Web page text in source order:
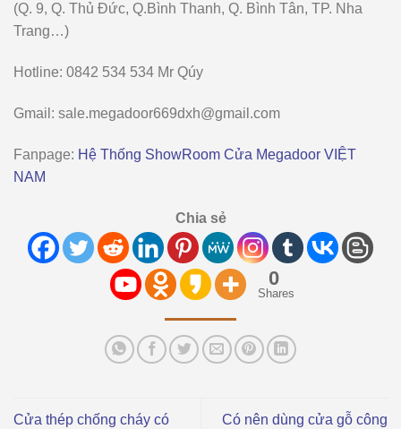
(Q. 9, Q. Thủ Đức, Q.Bình Thanh, Q. Bình Tân, TP. Nha
Trang…)
Hotline: 0842 534 534 Mr Qúy
Gmail: sale.megadoor669dxh@gmail.com
Fanpage: Hệ Thống ShowRoom Cửa Megadoor VIỆT
NAM
Chia sẻ
0
Shares
Cửa thép chống cháy có
Có nên dùng cửa gỗ công